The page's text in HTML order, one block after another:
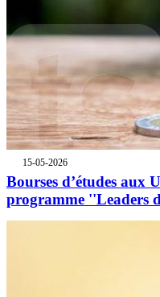
15-05-2026
Bourses d’études aux
programme ''Leaders